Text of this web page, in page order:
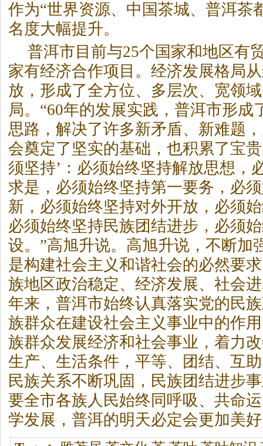
作为“世界资源、中国茶城、 普洱茶
名度大幅提升。
普洱市目前与25个国家和地区有
家有经济合作项目。经济发展格局
放，形成了全方位、多层次、宽领
局。“60年的发展实践，普洱市形成
思路，解决了许多新矛盾、新难题
会奠定了坚实的基础，也积累了宝
须坚持’：必须始终坚持解放思想，
求是，必须始终坚持第一要务，必
新，必须始终坚持对外开放，必须
必须始终坚持民族团结进步，必须
设。”高旭升说。高旭升说，不断加
是构建社会主义和谐社会的必然要
族地区政治稳定、经济发展、社会
年来，普洱市始终认真落实党的民
族群众在建设社会主义事业中的作
族群众发展经济和社会事业，着力
生产、生活条件，平等、团结、互
民族关系不断巩固，民族团结进步
要全市各族人民始终同呼吸、共命
学发展，普洱的明天必定会更加美